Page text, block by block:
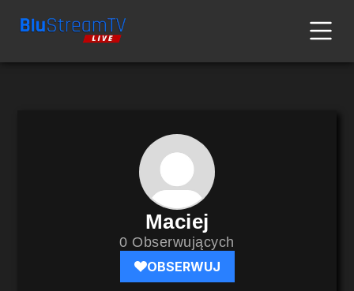
Maciej
0 Obserwujących
OBSERWUJ